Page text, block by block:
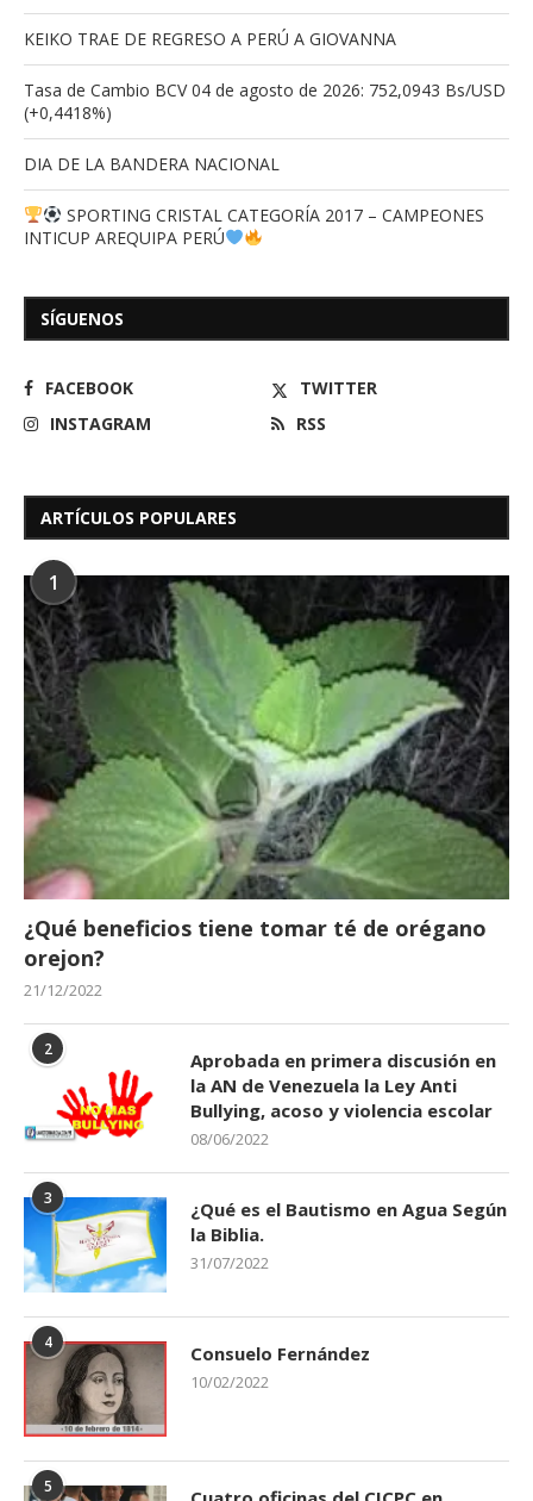
KEIKO TRAE DE REGRESO A PERÚ A GIOVANNA
Tasa de Cambio BCV 04 de agosto de 2026: 752,0943 Bs/USD
(+0,4418%)
DIA DE LA BANDERA NACIONAL
SPORTING CRISTAL CATEGORÍA 2017 – CAMPEONES
INTICUP AREQUIPA PERÚ
SÍGUENOS
FACEBOOK
TWITTER
INSTAGRAM
RSS
ARTÍCULOS POPULARES
1
¿Qué beneficios tiene tomar té de orégano
orejon?
21/12/2022
2
Aprobada en primera discusión en
la AN de Venezuela la Ley Anti
Bullying, acoso y violencia escolar
08/06/2022
3
¿Qué es el Bautismo en Agua Según
la Biblia.
31/07/2022
4 Consuelo Fernández
10/02/2022
5